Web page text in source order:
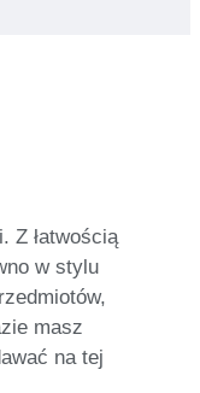
Z łatwością
w stylu
masz
na tej